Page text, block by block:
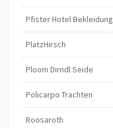
Pfister Hotel Bekleidung
PlatzHirsch
Ploom Dirndl Seide
Policarpo Trachten
Roosaroth